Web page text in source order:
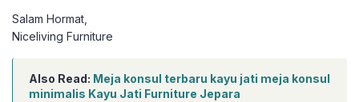
Salam Hormat,
Niceliving Furniture
Also Read: Meja konsul terbaru kayu jati meja konsul
minimalis Kayu Jati Furniture Jepara